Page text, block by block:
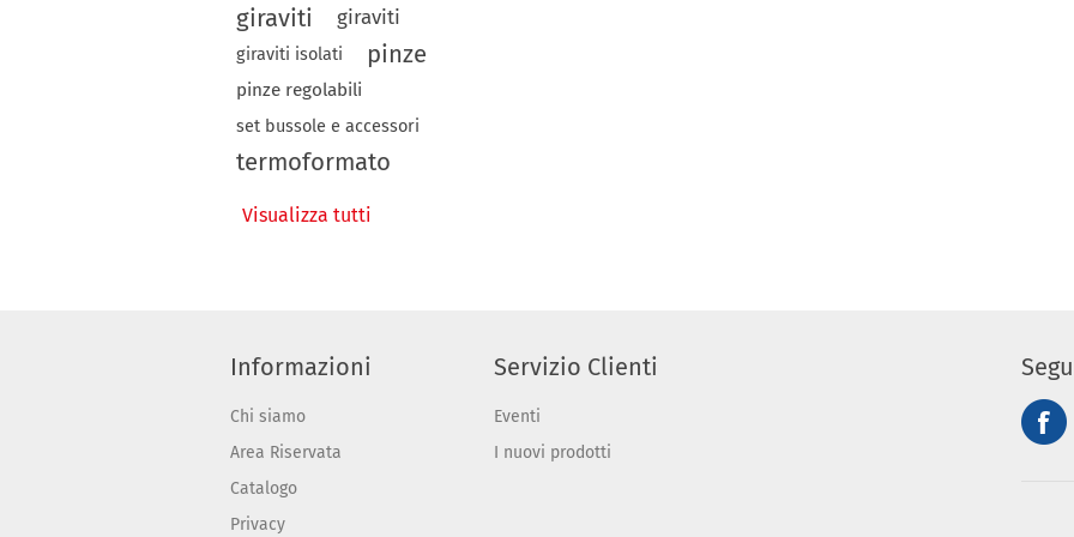
giraviti giraviti
giraviti isolati pinze
pinze regolabili
set bussole e accessori
termoformato
Visualizza tutti
Informazioni
Chi siamo
Area Riservata
Catalogo
Privacy
Servizio Clienti
Eventi
I nuovi prodotti